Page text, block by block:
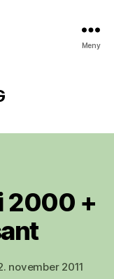
Meny
2000 +
november 2011